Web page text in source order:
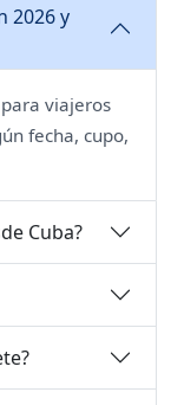
2026 y
viajeros
fecha, cupo,
Cuba?